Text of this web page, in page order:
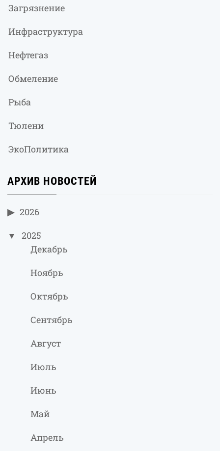
Загрязнение
Инфраструктура
Нефтегаз
Обмеление
Рыба
Тюлени
ЭкоПолитика
АРХИВ НОВОСТЕЙ
2026
2025
Декабрь
Ноябрь
Октябрь
Сентябрь
Август
Июль
Июнь
Май
Апрель